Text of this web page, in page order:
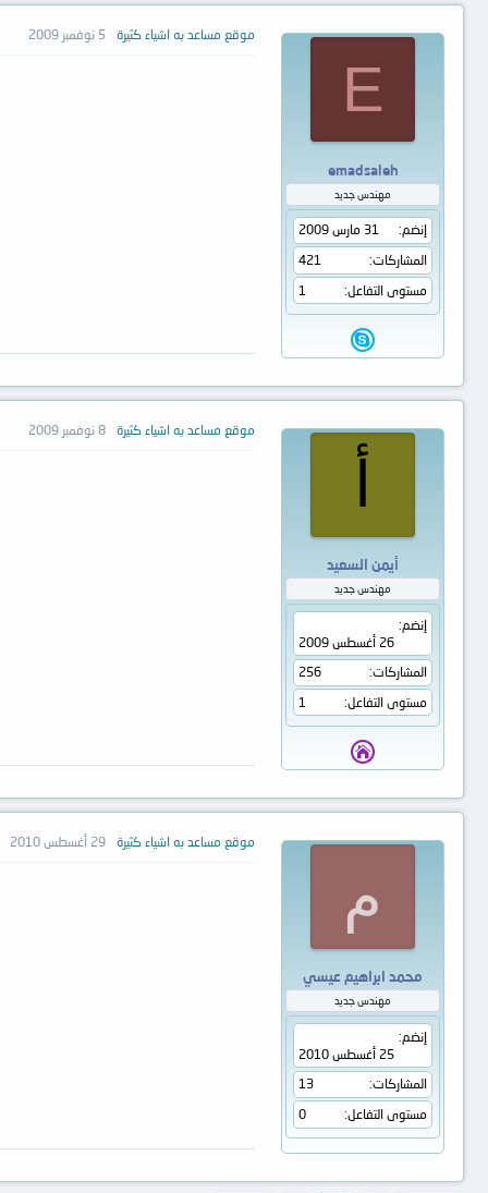
E
emadsaleh
مهندس جديد
إنضم
31 مارس 2009
المشاركات
421
مستوى التفاعل
1
موقع مساعد به اشياء كثيرة 5 نوفمبر 2009
أيمن السعيد
مهندس جديد
إنضم
26 أغسطس 2009
المشاركات
256
مستوى التفاعل
1
موقع مساعد به اشياء كثيرة 8 نوفمبر 2009
م
محمد ابراهيم عيسي
مهندس جديد
إنضم
25 أغسطس 2010
المشاركات
13
مستوى التفاعل
0
موقع مساعد به اشياء كثيرة 29 أغسطس 2010